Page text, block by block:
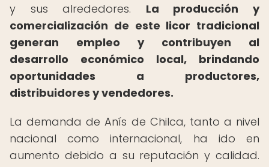
y sus alrededores. La producción y
comercialización de este licor tradicional
generan empleo y contribuyen al
desarrollo económico local, brindando
oportunidades a productores,
distribuidores y vendedores.
La demanda de Anís de Chilca, tanto a nivel
nacional como internacional, ha ido en
aumento debido a su reputación y calidad.